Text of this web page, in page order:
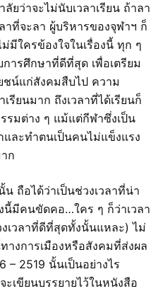
ยว่าจะไม่นับเวลาเรียน ถ้าลา
าที่จะลา ผู้บริหารของจุฬาฯ ก็
ใครข้องใจในเรื่องนี้ ทุก ๆ
ารศึกษาที่ดีที่สุด เพื่อเตรียม
น์แก่สังคมสืบไป ความ
รียนมาก ถึงเวลาที่ได้เรียนก็
รมต่าง ๆ แม้แต่กีฬาซึ่งเป็น
และทำตนเป็นคนไม่แข็งแรง
ก
ถือได้ว่าเป็นช่วงเวลาที่น่า
นี้มีคนขัดคอ…ใคร ๆ ก็ว่าเวลา
เวลาที่ดีที่สุดทั้งนั้นแหละ) ไม่
างการเมืองหรือสังคมที่ส่งผล
– 2519 นั้นเป็นอย่างไร
ะเขียนบรรยายไว้ในหนังสือ